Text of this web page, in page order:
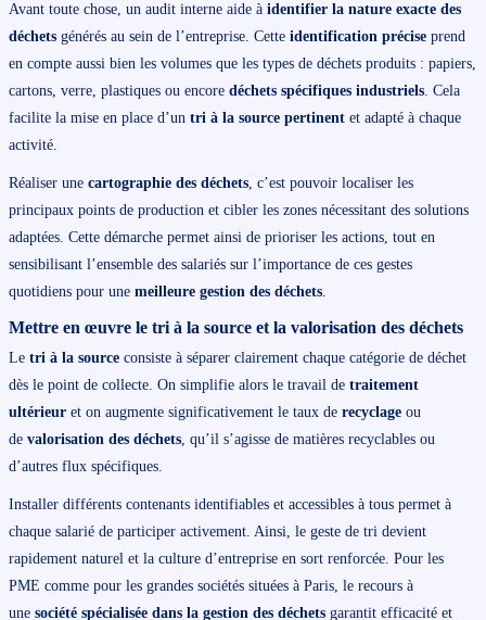
Avant toute chose, un audit interne aide à identifier la nature exacte des
déchetsgénérés au sein de l’entreprise. Cette identification préciseprend
en compte aussi bien les volumes que les types de déchets produits : papiers,
cartons, verre, plastiques ou encore déchets spécifiques industriels. Cela
facilite la mise en place d’un tri à la source pertinentet adapté à chaque
activité.
Réaliser une cartographie des déchets, c’est pouvoir localiser les
principaux points de production et cibler les zones nécessitant des solutions
adaptées. Cette démarche permet ainsi de prioriser les actions, tout en
sensibilisant l’ensemble des salariés sur l’importance de ces gestes
quotidiens pour une meilleure gestion des déchets.
Mettre en œuvre le tri à la source et la valorisation des déchets
Le tri à la sourceconsiste à séparer clairement chaque catégorie de déchet
dès le point de collecte. On simplifie alors le travail de traitement
ultérieuret on augmente significativement le taux de recyclageou
de valorisation des déchets, qu’il s’agisse de matières recyclables ou
d’autres flux spécifiques.
Installer différents contenants identifiables et accessibles à tous permet à
chaque salarié de participer activement. Ainsi, le geste de tri devient
rapidement naturel et la culture d’entreprise en sort renforcée. Pour les
PME comme pour les grandes sociétés situées à Paris, le recours à
une société spécialisée dans la gestion des déchetsgarantit efficacité et